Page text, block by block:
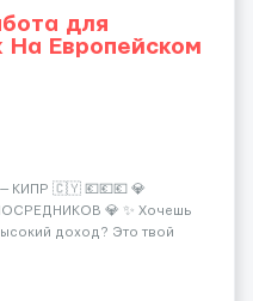
для
На Европейском
🇨🇾 💶💶💶 💎
💎 ✨ Хочешь
доход? Это твой
— Стабильный поток